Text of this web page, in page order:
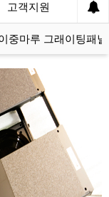
고객지원
중마루 그래이팅패